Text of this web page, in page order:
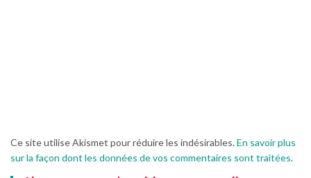
Ce site utilise Akismet pour réduire les indésirables.En savoir plus
sur la façon dont les données de vos commentaires sont traitées.